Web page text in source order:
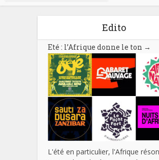
Edito
Eté : l’Afrique donne le ton →
L'été en particulier, l'Afrique